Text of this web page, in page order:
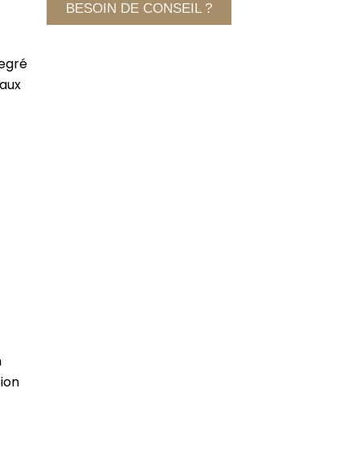
BESOIN DE CONSEIL ?